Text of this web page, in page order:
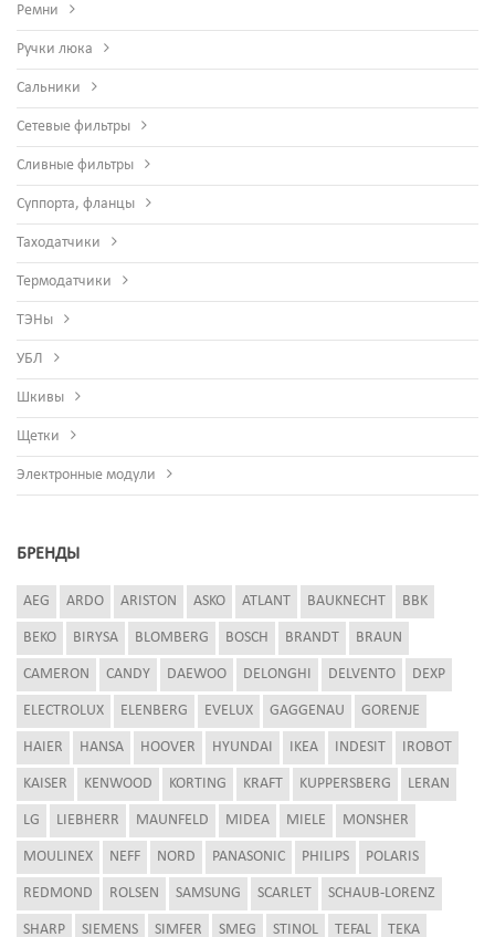
Ремни
Ручки люка
Сальники
Сетевые фильтры
Сливные фильтры
Суппорта, фланцы
Таходатчики
Термодатчики
ТЭНы
УБЛ
Шкивы
Щетки
Электронные модули
БРЕНДЫ
AEG ARDO ARISTON ASKO ATLANT BAUKNECHT BBK
BEKO BIRYSA BLOMBERG BOSCH BRANDT BRAUN
CAMERON CANDY DAEWOO DELONGHI DELVENTO DEXP
ELECTROLUX ELENBERG EVELUX GAGGENAU GORENJE
HAIER HANSA HOOVER HYUNDAI IKEA INDESIT IROBOT
KAISER KENWOOD KORTING KRAFT KUPPERSBERG LERAN
LG LIEBHERR MAUNFELD MIDEA MIELE MONSHER
MOULINEX NEFF NORD PANASONIC PHILIPS POLARIS
REDMOND ROLSEN SAMSUNG SCARLET SCHAUB-LORENZ
SHARP SIEMENS SIMFER SMEG STINOL TEFAL TEKA